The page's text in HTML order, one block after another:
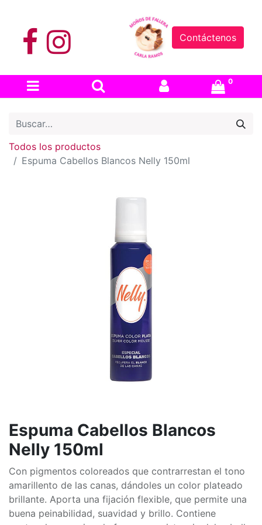
Contáctenos
0
Todos los productos
Espuma Cabellos Blancos Nelly 150ml
Espuma Cabellos Blancos
Nelly 150ml
Con pigmentos coloreados que contrarrestan el tono
amarillento de las canas, dándoles un color plateado
brillante. Aporta una fijación flexible, que permite una
buena peinabilidad, suavidad y brillo. Contiene